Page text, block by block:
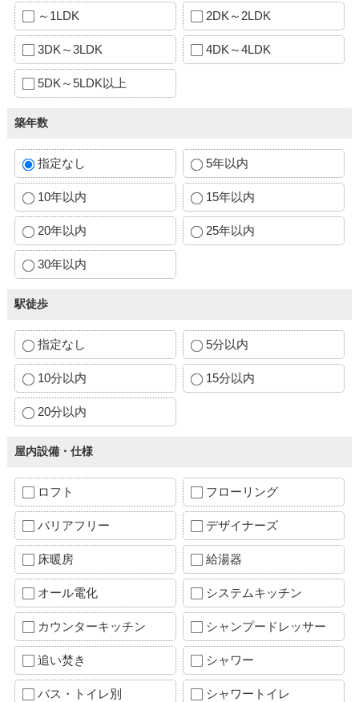
～1LDK 2DK～2LDK
3DK～3LDK 4DK～4LDK
5DK～5LDK以上
築年数
指定なし 5年以内
10年以内 15年以内
20年以内 25年以内
30年以内
駅徒歩
指定なし 5分以内
10分以内 15分以内
20分以内
屋内設備・仕様
ロフト フローリング
バリアフリー デザイナーズ
床暖房 給湯器
オール電化 システムキッチン
カウンターキッチン シャンプードレッサー
追い焚き シャワー
バス・トイレ別 シャワートイレ